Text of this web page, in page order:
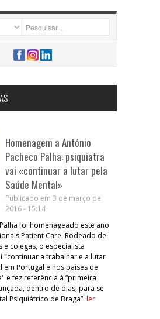
Homenagem a António
Pacheco Palha: psiquiatra
vai «continuar a lutar pela
Saúde Mental»
Publicado em 3 de março de
2016 - 15:14
foi homenageado este ano
Patient Care. Rodeado de
e colegas, o especialista
"continuar a trabalhar e a lutar
em Portugal e nos países de
e fez referência à “primeira
dentro de dias, para se
Psiquiátrico de Braga”. ler